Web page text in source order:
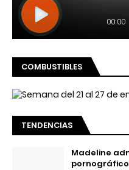
COMBUSTIBLES
TENDENCIAS
Madeline